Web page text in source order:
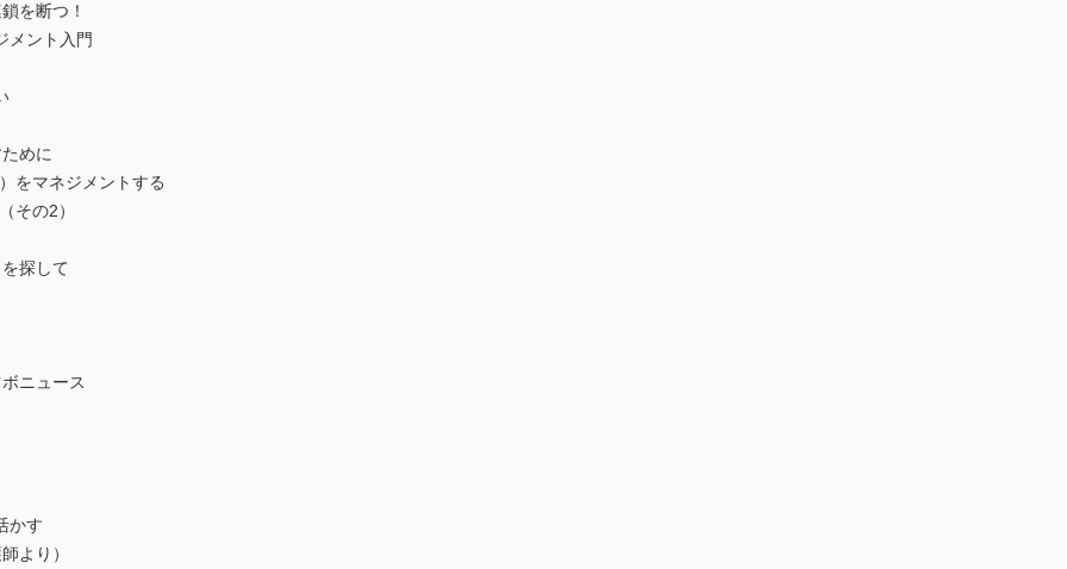
を断つ！
メント入門
めに
をマネジメントする
その2）
探して
ニュース
かす
より）